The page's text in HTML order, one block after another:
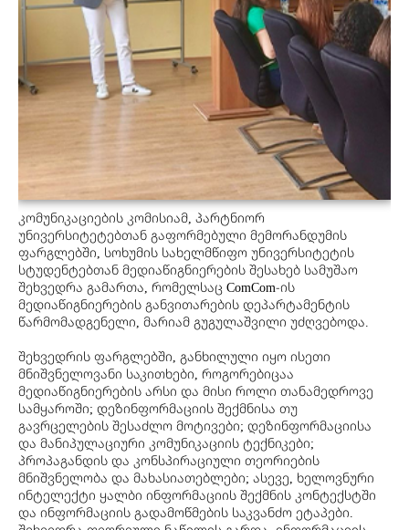
მასწავლებლები და მშობლები
Geo Eng
კომუნიკაციების კომისიამ, პარტნიორ
უნივერსიტეტებთან გაფორმებული მემორანდუმის
ფარგლებში, სოხუმის სახელმწიფო უნივერსიტეტის
სტუდენტებთან მედიაწიგნიერების შესახებ სამუშაო
შეხვედრა გამართა, რომელსაც ComCom-ის
მედიაწიგნიერების განვითარების დეპარტამენტის
წარმომადგენელი, მარიამ გუგულაშვილი უძღვებოდა.
შეხვედრის ფარგლებში, განხილული იყო ისეთი
მნიშვნელოვანი საკითხები, როგორებიცაა
მედიაწიგნიერების არსი და მისი როლი თანამედროვე
სამყაროში; დეზინფორმაციის შექმნისა თუ
გავრცელების შესაძლო მოტივები; დეზინფორმაციისა
და მანიპულაციური კომუნიკაციის ტექნიკები;
პროპაგანდის და კონსპირაციული თეორიების
მნიშვნელობა და მახასიათებლები; ასევე, ხელოვნური
ინტელექტი ყალბი ინფორმაციის შექმნის კონტექსტში
და ინფორმაციის გადამოწმების საკვანძო ეტაპები.